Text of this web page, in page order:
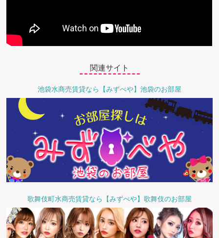
関連サイト
池袋水商売賃貸なら【みずべや】池袋のお部屋
歌舞伎町水商売賃貸なら【みずべや】歌舞伎のお部屋